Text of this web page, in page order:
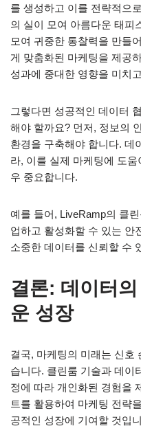
를 생성하고 이를 전략적으
의 실이 모여 아름다운 태피
모여 귀중한 통찰력을 만들
게 맞춤화된 마케팅을 제공
성과에 중대한 영향을 미치
그렇다면 성공적인 데이터
해야 할까요? 먼저, 정보의
환경을 구축해야 합니다. 데
라, 이를 실제 마케팅에 도
우 중요합니다.
예를 들어, LiveRamp의 클
업하고 활성화할 수 있는 안
소중한 데이터를 신뢰할 수
결론: 데이터
운 성장
결국, 마케팅의 미래는 신호
습니다. 클린룸 기술과 데이
정에 따라 개인화된 경험을
트를 활용하여 마케팅 전략
공적인 성장에 기여할 것입